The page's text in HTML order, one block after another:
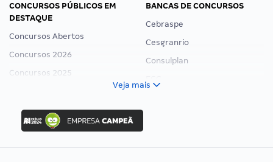
CONCURSOS PÚBLICOS EM
DESTAQUE
Concursos Abertos
Concursos 2026
Concursos 2025
Concurso Ibama
Concurso MPU
Editais publicados
BANCAS DE CONCURSOS
Cebraspe
Cesgranrio
Consulplan
Veja mais